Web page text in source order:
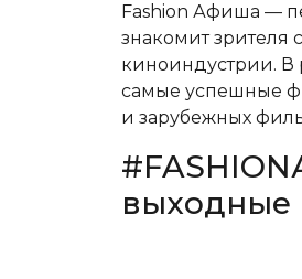
Fashion Афиша —
знакомит
киноиндустрии. В
самые успешные
и зарубежных
выходные